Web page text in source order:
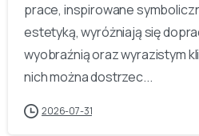
prace, inspirowane
estetyką, wyróżniają się
wyobraźnią oraz wyrazistym
nich można dostrzec...
2026-07-31